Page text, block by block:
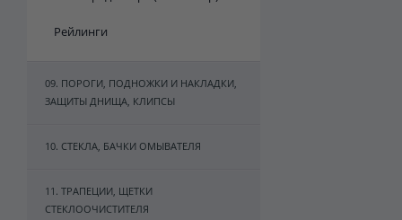
Рейлинги
09. ПОРОГИ, ПОДНОЖКИ И НАКЛАДКИ,
ЗАЩИТЫ ДНИЩА, КЛИПСЫ
10. СТЕКЛА, БАЧКИ ОМЫВАТЕЛЯ
11. ТРАПЕЦИИ, ЩЕТКИ
СТЕКЛООЧИСТИТЕЛЯ